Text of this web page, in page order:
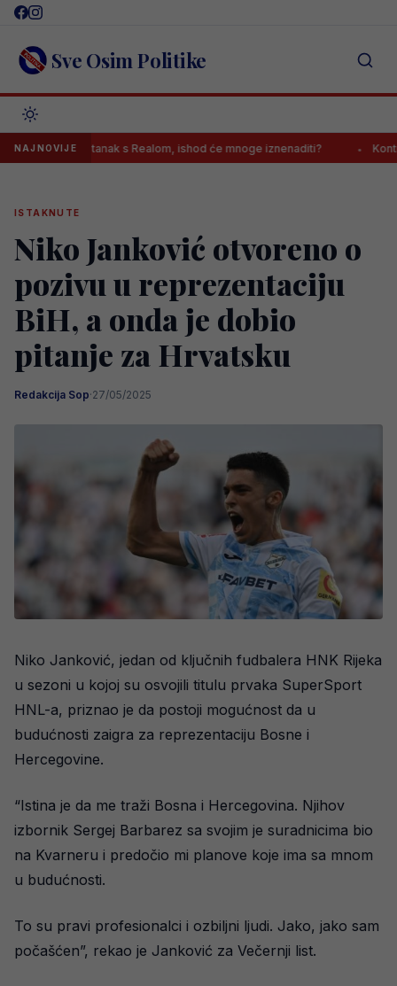
Skip
content Sve Osim Politike
NAJNOVIJE
sastanak s Realom, ishod će mnoge iznenaditi?
ISTAKNUTE
Niko Janković otvoreno o
pozivu u reprezentaciju
BiH, a onda je dobio
pitanje za Hrvatsku
Redakcija Sop·27/05/2025
Niko Janković, jedan od ključnih fudbalera HNK Rijeka
u sezoni u kojoj su osvojili titulu prvaka SuperSport
HNL-a, priznao je da postoji mogućnost da u
budućnosti zaigra za reprezentaciju Bosne i
Hercegovine.
“Istina je da me traži Bosna i Hercegovina. Njihov
izbornik Sergej Barbarez sa svojim je suradnicima bio
na Kvarneru i predočio mi planove koje ima sa mnom
u budućnosti.
To su pravi profesionalci i ozbiljni ljudi. Jako, jako sam
počašćen”, rekao je Janković za Večernji list.